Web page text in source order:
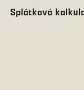
Splátková